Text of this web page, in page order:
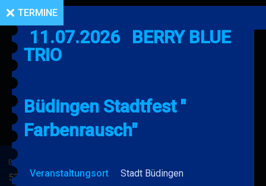
BERRY BLUE & BAND
53. JAZZ Matinee in den
TERMINE
11.07.2026
BERRY BLUE
TRIO
Büdingen Stadtfest "
Farbenrausch"
Veranstaltungsort Stadt Büdingen